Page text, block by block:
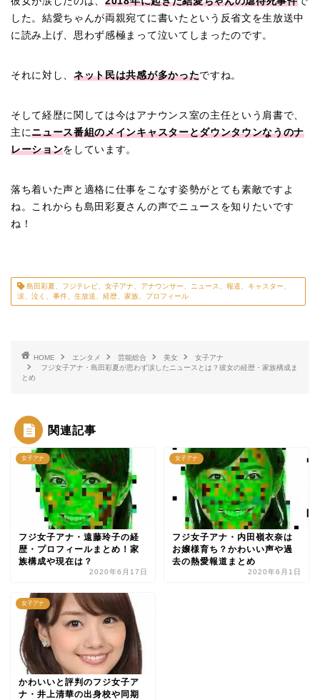
した。結愛ちゃんが両親宛てに書いたという反省文を生放送中
に読み上げ、思わず感極まって泣いてしまったのです。
それに対し、ネット民は共感が多かったですね。
そして経歴に関しては今はアナウンス室の主任という肩書で、
主にニュース番組のメインキャスターとダウンタウンなうのナ
レーションをしています。
落ち着いた声と適格に仕事をこなす姿勢がとても素敵ですよ
ね。これからも島田彩夏さんの声でニュースを知りたいです
ね！
島田彩夏、フジテレビ、女子アナ、アナウンサー、ニュース、報道、キャスター、
涙、泣く、事件、生放送、経歴、家族、プロフィール
HOME エンタメ 芸能総合 美女
女子アナ
フジ女子アナ・島田彩夏が思わず涙したニュースとは？彼女の経歴・家族構成ま
とめ
関連記事
女子アナ
フジ女子アナ・遠藤玲子の経
歴・プロフィールまとめ！家
族構成や現在は？
2020年6月17日
女子アナ
フジ女子アナ・内田嶺衣奈は
お嬢様育ち？かわいい声や過
去の熱愛報道まとめ
2020年6月1日
女子アナ
かわいいと評判のフジ女子ア
ナ・井上清華の出身校や同期